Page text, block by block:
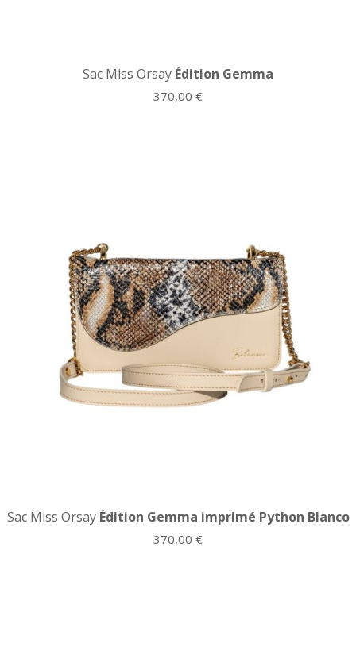
Sac Miss Orsay Édition Gemma
370,00 €
Sac Miss Orsay Édition Gemma imprimé Python Blanco
370,00 €